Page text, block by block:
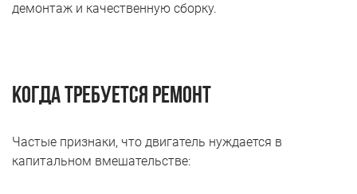
демонтаж и качественную сборку.
Когда требуется ремонт
Частые признаки, что двигатель нуждается в
капитальном вмешательстве: